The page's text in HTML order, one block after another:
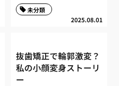
2025.08.01
未分類
抜歯矯正で輪郭激変？
私の小顔変身ストーリ
ー